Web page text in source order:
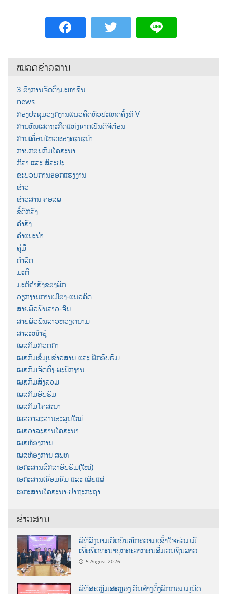
ໝວດຂ່າວສານ
3 ອົງການຈັດຕັ້ງມະຫາຊົນ
news
ກອງປະຊຸມວຽກງານແນວຄິດທົ່ວປະເທດຄັ້ງທີ V
ການຫັນເສດຖະກິດແຫ່ງຊາດເປັນດີຈີຕ໋ອນ
ການເຄື່ອນໄຫວຂອງຄະນະນຳ
ກາບກອນກົມໂຄສະນາ
ກິລາ ແລະ ສິລະປະ
ຂະບວນການອອກແຮງງານ
ຂ່າວ
ຂ່າວສານ ຄອສພ
ຂໍ້ຕົກລົງ
ຄຳສັ່ງ
ຄຳແນະນຳ
ຄູ່ມື
ດຳລັດ
ມະຕິ
ມະຕິຄຳສັ່ງຂອງພັກ
ວຽກງານການເມືອງ-ແນວຄິດ
ສາຍພົວພັນລາວ-ຈີນ
ສາຍພົວພັນລາວຫວຽດນາມ
ສາລະໜ້າຮູ້
ເພສກົມກວດກາ
ເພສກົມຂໍ້ມູນຂ່າວສານ ແລະ ຝຶກອົບຮົມ
ເພສກົມຈັດຕັ້ງ-ພະນັກງານ
ເພສກົມສັງລວມ
ເພສກົມອົບຮົມ
ເພສກົມໂຄສະນາ
ເພສວາລະສານອະລຸນໃໝ່
ເພສວາລະສານໂຄສະນາ
ເພສຫ້ອງການ
ເພສຫ້ອງການ ສພທ
ເອກະສານສຶກສາອົບຮົມ(ໃໝ່)
ເອກະສານເຊື່ອມຊືມ ແລະ ເຜີຍແຜ່
ເອກະສານໂຄສະນາ-ປາຖະກະຖາ
ຂ່າວສານ
ພິທີລົງນາມບົດບັນທຶກຄວາມເຂົ້າໃຈຮ່ວມມື
ເພື່ອພັດທະນາບຸກຄະລາກອນສື່ມວນຊົນລາວ
5 August 2026
ພິທີສະເຫຼີມສະຫຼອງ ວັນສ້າງຕັ້ງພັກກອມມູນິດ